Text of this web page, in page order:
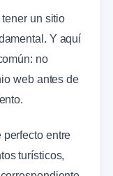
un sitio
Y aquí
no
web antes de
perfecto entre
turísticos,